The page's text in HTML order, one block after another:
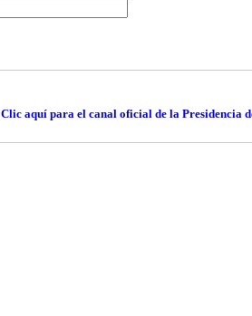
Clic aquí para el canal oficial de la Presidencia